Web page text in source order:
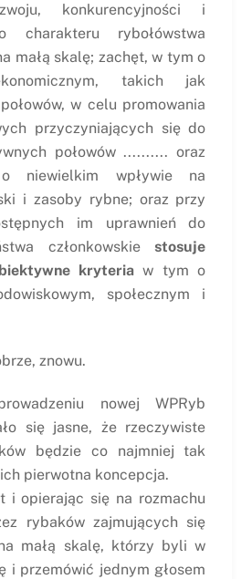
konkurencyjności i
charakteru rybołówstwa
małą skalę; zachęt, w tym o
takich jak
w celu promowania
przyczyniających się do
połowów .......... oraz
niewielkim wpływie na
i zasoby rybne; oraz przy
im uprawnień do
członkowskiestosuje
kryteria w tym o
społecznym i
znowu.
nowej WPRyb
się jasne, że rzeczywiste
będzie co najmniej tak
pierwotna koncepcja.
i opierając się na rozmachu
rybaków zajmujących się
małą skalę, którzy byli w
i przemówić jednym głosem